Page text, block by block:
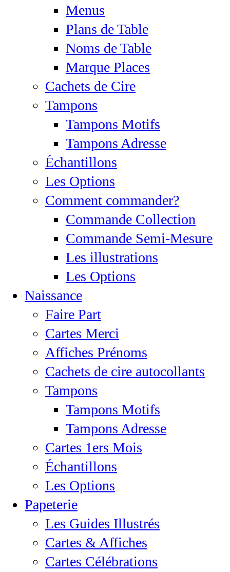
Menus
Plans de Table
Noms de Table
Marque Places
Cachets de Cire
Tampons
Tampons Motifs
Tampons Adresse
Échantillons
Les Options
Comment commander?
Commande Collection
Commande Semi-Mesure
Les illustrations
Les Options
Naissance
Faire Part
Cartes Merci
Affiches Prénoms
Cachets de cire autocollants
Tampons
Tampons Motifs
Tampons Adresse
Cartes 1ers Mois
Échantillons
Les Options
Papeterie
Les Guides Illustrés
Cartes & Affiches
Cartes Célébrations